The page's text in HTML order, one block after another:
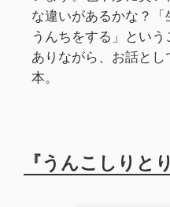
な違いがあるかな？「
うんちをする」とい
ありながら、お話と
本。
『うんこしりとり